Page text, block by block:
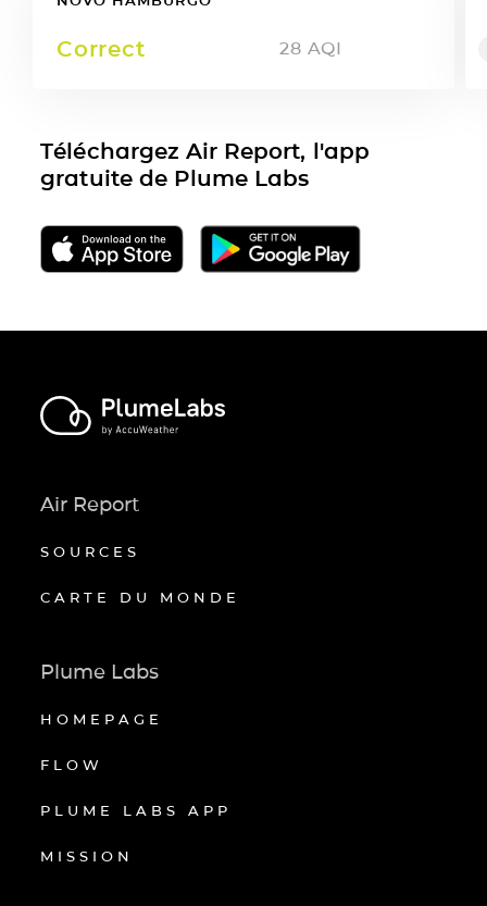
Correct 28 AQI
Téléchargez Air Report, l'app
gratuite de Plume Labs
Air Report
SOURCES
CARTE DU MONDE
Plume Labs
HOMEPAGE
FLOW
PLUME LABS APP
MISSION